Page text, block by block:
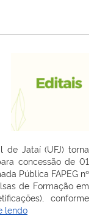
de Jataí (UFJ) torna
concessão de 01
Pública FAPEG nº
de Formação em
conforme
lendoEdital